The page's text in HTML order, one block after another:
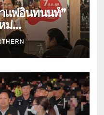
าแฟอินทนนท์”
ม่
2026”
ร 100 ราย ดัน
ดพรีเมียม